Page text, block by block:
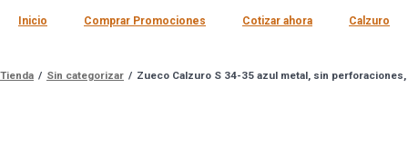
Inicio Comprar Promociones Cotizar ahora Calzuro
Tienda / Sin categorizar / Zueco Calzuro S 34-35 azul metal, sin